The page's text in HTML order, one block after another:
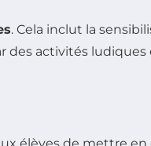
. Cela inclut la
des activités